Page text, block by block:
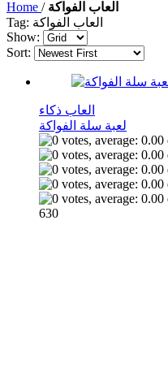
Home / العاب الفواكة
Tag: العاب الفواكة
Show:
Sort:
العاب ذكاء
لعبة سلة الفواكة
630